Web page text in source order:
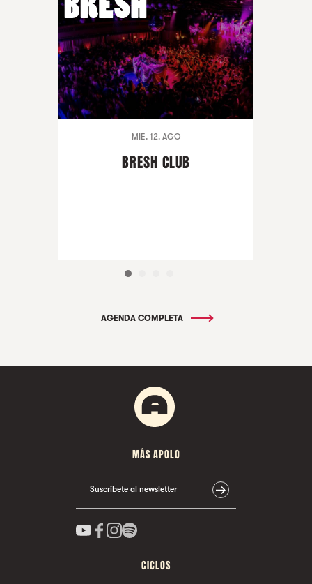
MIE. 12. AGO
BRESH CLUB
AGENDA COMPLETA
MÁS APOLO
Suscríbete al newsletter
CICLOS